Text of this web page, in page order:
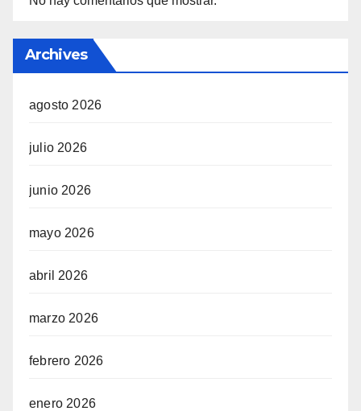
Archives
agosto 2026
julio 2026
junio 2026
mayo 2026
abril 2026
marzo 2026
febrero 2026
enero 2026